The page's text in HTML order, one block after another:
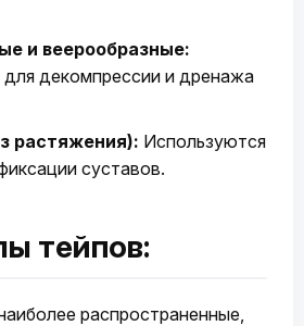
и веерообразные:
декомпрессии и дренажа
растяжения): Используются
суставов.
тейпов:
распространенные,